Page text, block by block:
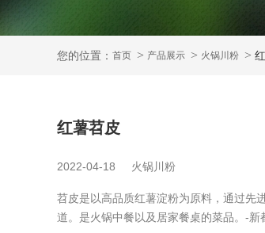
您的位置： 首页 产品展示 火锅川粉
红薯苕皮
2022-04-18 火锅川粉
苕皮是以高品质红薯淀粉为原料，通过先
道。是火锅中餐以及居家餐桌的菜品。-新